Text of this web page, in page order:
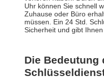
Uhr können Sie schnell
Zuhause oder Büro
müssen. Ein 24 Std.
Sicherheit und gibt
Die Bedeutung